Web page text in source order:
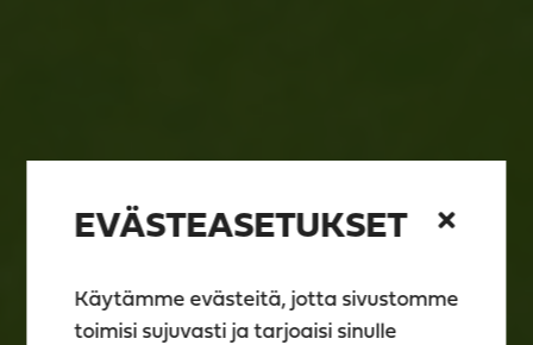
EVÄSTEASETUKSET
Käytämme evästeitä, jotta sivustomme
toimisi sujuvasti ja tarjoaisi sinulle